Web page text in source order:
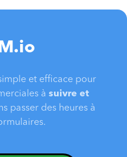
et efficace pour
à suivre et
passer des heures à